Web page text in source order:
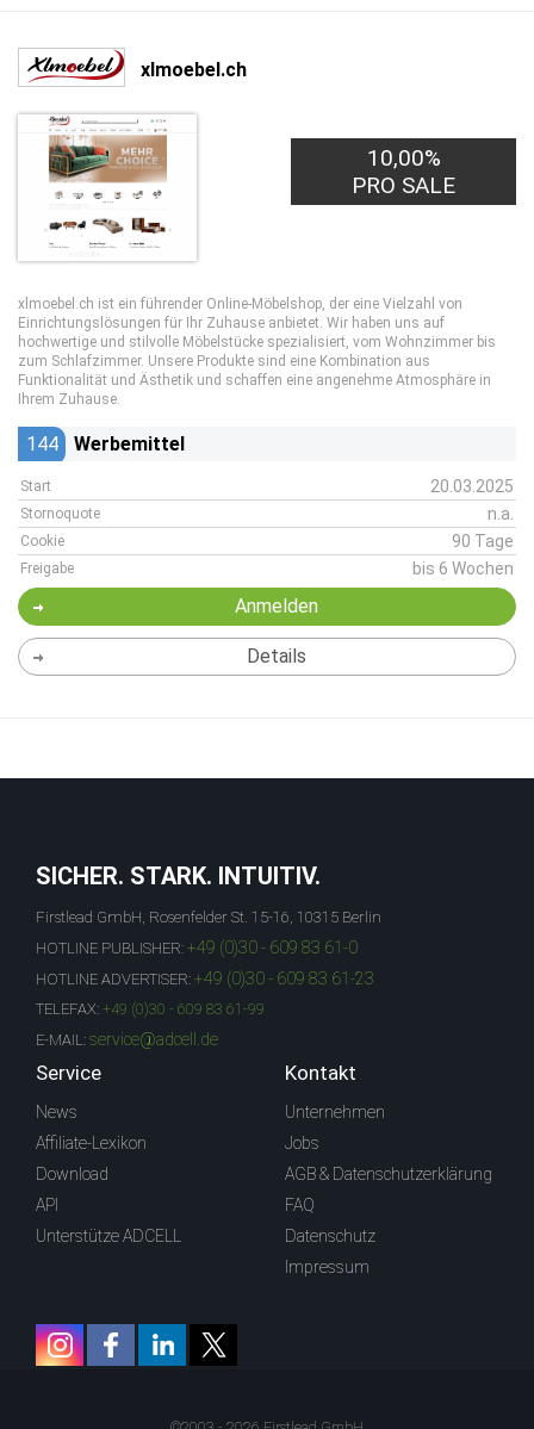
xlmoebel.ch
10,00%
PRO SALE
xlmoebel.ch ist ein führender Online-Möbelshop, der eine Vielzahl von
Einrichtungslösungen für Ihr Zuhause anbietet. Wir haben uns auf
hochwertige und stilvolle Möbelstücke spezialisiert, vom Wohnzimmer bis
zum Schlafzimmer. Unsere Produkte sind eine Kombination aus
Funktionalität und Ästhetik und schaffen eine angenehme Atmosphäre in
Ihrem Zuhause.
144 Werbemittel
Start 20.03.2025
Stornoquote n.a.
Cookie 90 Tage
Freigabe bis 6 Wochen
Anmelden
Details
SICHER. STARK. INTUITIV.
Firstlead GmbH, Rosenfelder St. 15-16, 10315 Berlin
HOTLINE PUBLISHER: +49 (0)30 - 609 83 61-0
HOTLINE ADVERTISER: +49 (0)30 - 609 83 61-23
TELEFAX: +49 (0)30 - 609 83 61-99
E-MAIL: service@adcell.de
Service
News
Affiliate-Lexikon
Download
API
Unterstütze ADCELL
Kontakt
Unternehmen
Jobs
AGB & Datenschutzerklärung
FAQ
Datenschutz
Impressum